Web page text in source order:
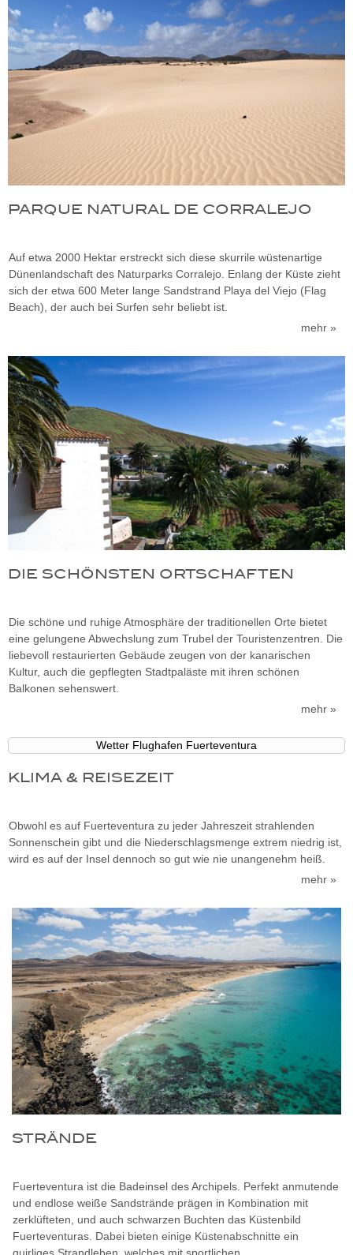
PARQUE NATURAL DE CORRALEJO
Auf etwa 2000 Hektar erstreckt sich diese skurrile wüstenartige
Dünenlandschaft des Naturparks Corralejo. Enlang der Küste zieht
sich der etwa 600 Meter lange Sandstrand Playa del Viejo (Flag
Beach), der auch bei Surfen sehr beliebt ist.
mehr »
DIE SCHÖNSTEN ORTSCHAFTEN
Die schöne und ruhige Atmosphäre der traditionellen Orte bietet
eine gelungene Abwechslung zum Trubel der Touristenzentren. Die
liebevoll restaurierten Gebäude zeugen von der kanarischen
Kultur, auch die gepflegten Stadtpaläste mit ihren schönen
Balkonen sehenswert.
mehr »
Wetter Flughafen Fuerteventura
KLIMA & REISEZEIT
Obwohl es auf Fuerteventura zu jeder Jahreszeit strahlenden
Sonnenschein gibt und die Niederschlagsmenge extrem niedrig ist,
wird es auf der Insel dennoch so gut wie nie unangenehm heiß.
mehr »
STRÄNDE
Fuerteventura ist die Badeinsel des Archipels. Perfekt anmutende
und endlose weiße Sandstrände prägen in Kombination mit
zerklüfteten, und auch schwarzen Buchten das Küstenbild
Fuerteventuras. Dabei bieten einige Küstenabschnitte ein